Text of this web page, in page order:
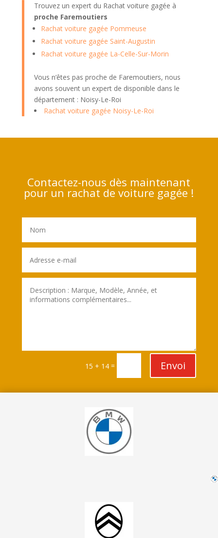
Trouvez un expert du Rachat voiture gagée à
proche Faremoutiers
Rachat voiture gagée Pommeuse
Rachat voiture gagée Saint-Augustin
Rachat voiture gagée La-Celle-Sur-Morin
Vous n’êtes pas proche de Faremoutiers, nous
avons souvent un expert de disponible dans le
département : Noisy-Le-Roi
Rachat voiture gagée Noisy-Le-Roi
Contactez-nous dès maintenant
pour un rachat de voiture gagée !
15 + 14 = Envoi